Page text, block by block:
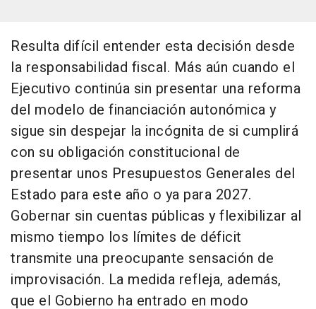
Resulta difícil entender esta decisión desde
la responsabilidad fiscal. Más aún cuando el
Ejecutivo continúa sin presentar una reforma
del modelo de financiación autonómica y
sigue sin despejar la incógnita de si cumplirá
con su obligación constitucional de
presentar unos Presupuestos Generales del
Estado para este año o ya para 2027.
Gobernar sin cuentas públicas y flexibilizar al
mismo tiempo los límites de déficit
transmite una preocupante sensación de
improvisación. La medida refleja, además,
que el Gobierno ha entrado en modo